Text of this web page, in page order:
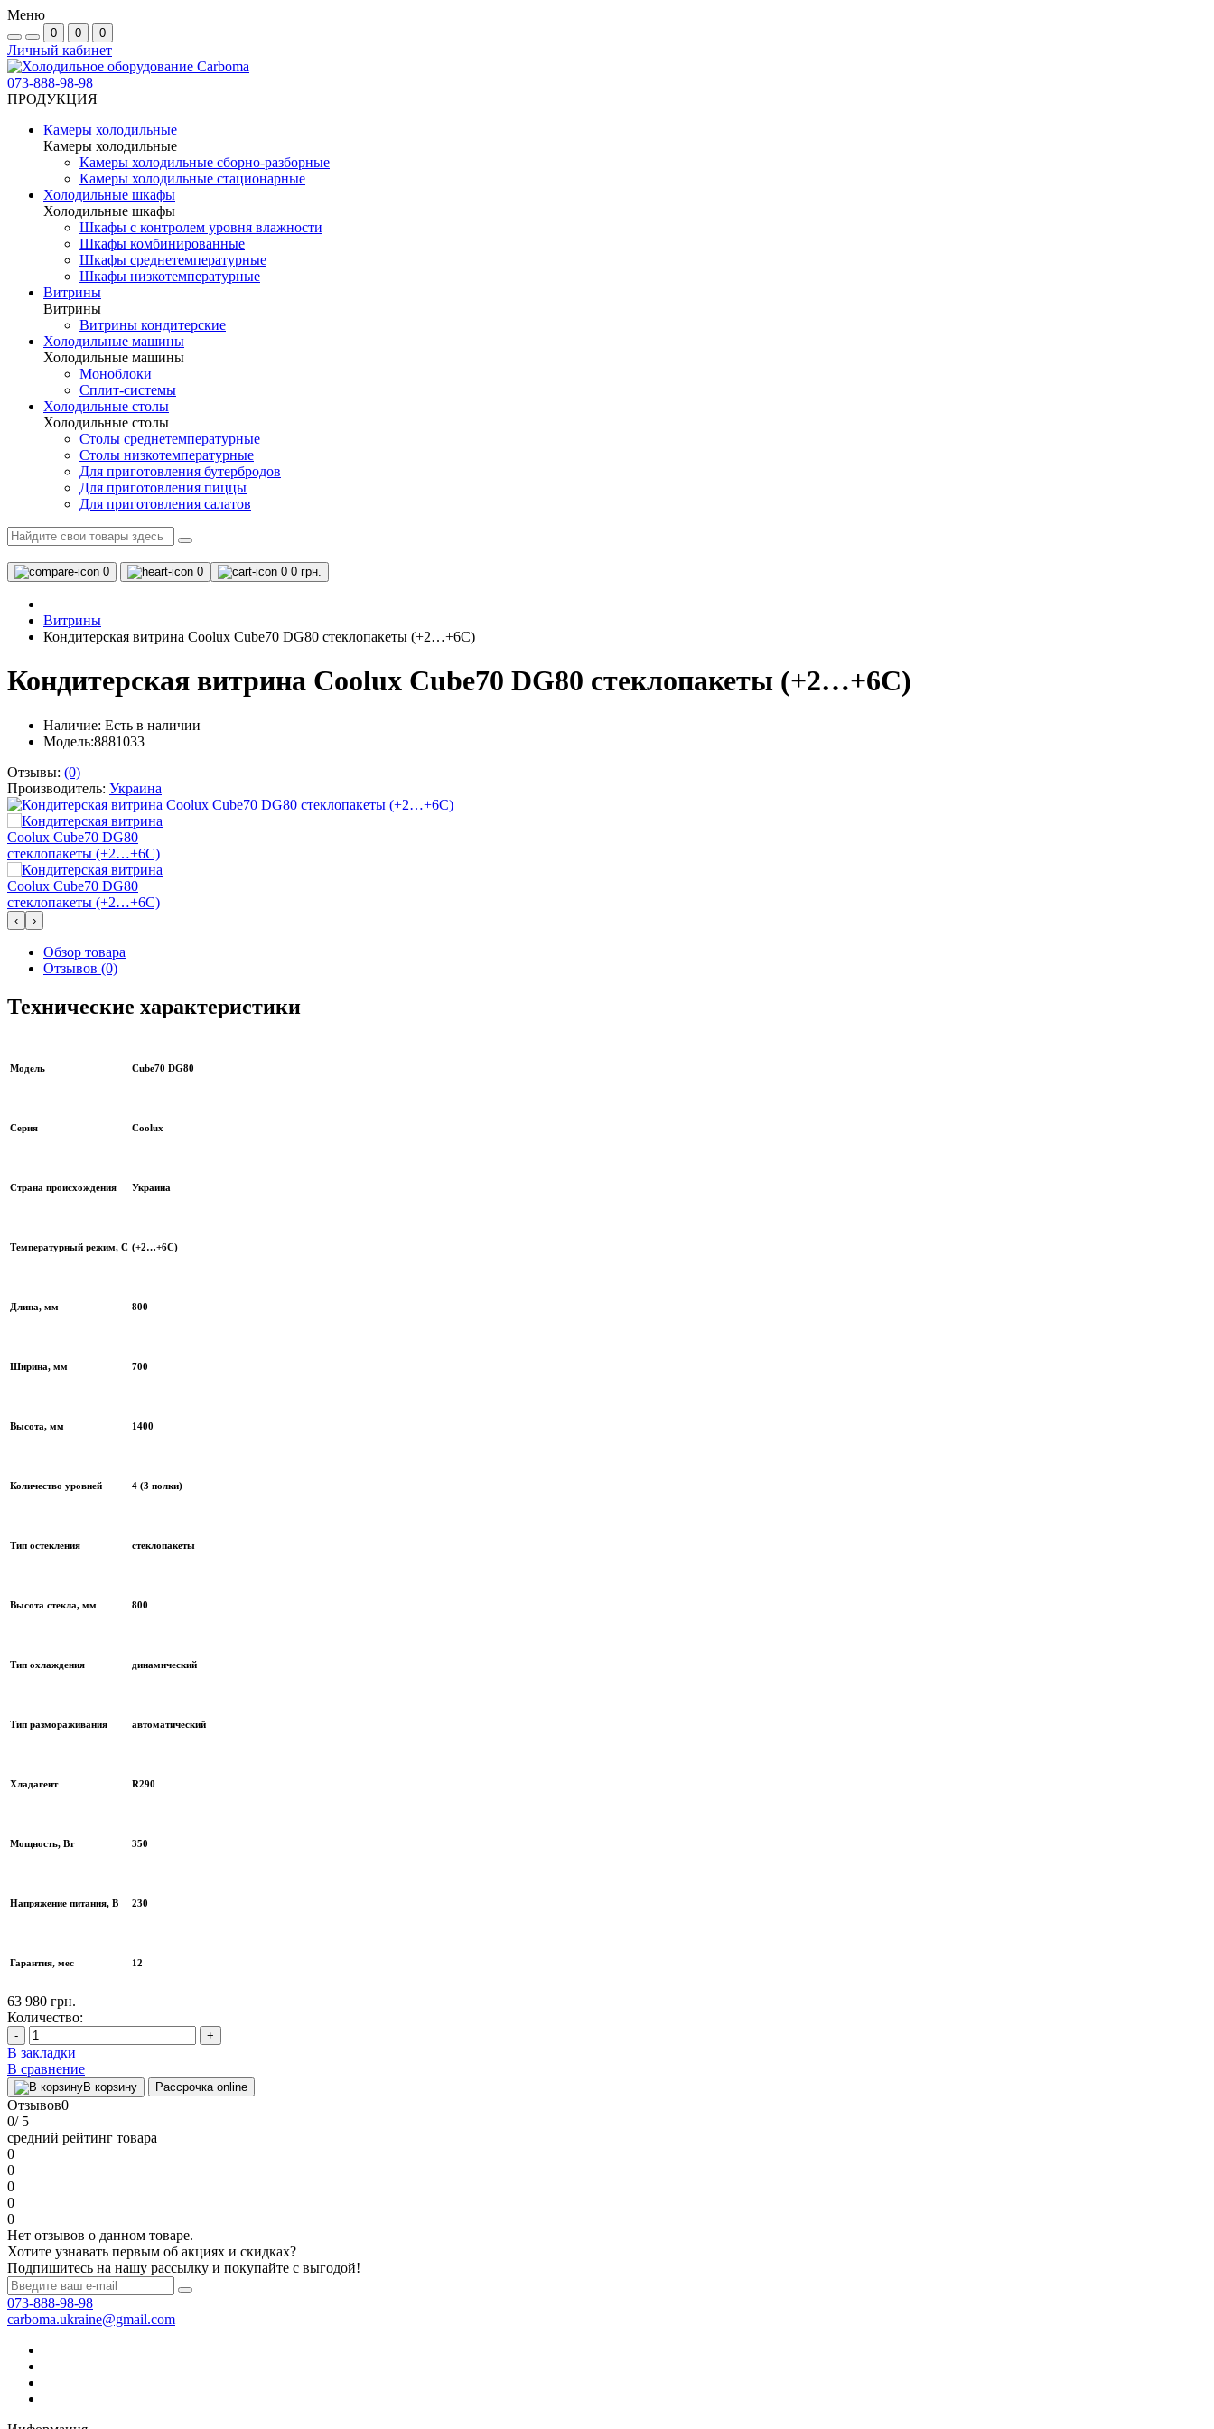
Меню
0 0 0
Личный кабинет
073-888-98-98
ПРОДУКЦИЯ
Камеры холодильные
Камеры холодильные
Камеры холодильные сборно-разборные
Камеры холодильные стационарные
Холодильные шкафы
Холодильные шкафы
Шкафы с контролем уровня влажности
Шкафы комбинированные
Шкафы среднетемпературные
Шкафы низкотемпературные
Витрины
Витрины
Витрины кондитерские
Холодильные машины
Холодильные машины
Моноблоки
Сплит-системы
Холодильные столы
Холодильные столы
Столы среднетемпературные
Столы низкотемпературные
Для приготовления бутербродов
Для приготовления пиццы
Для приготовления салатов
0 0 0 0 грн.
Витрины
Кондитерская витрина Coolux Cube70 DG80 стеклопакеты (+2…+6С)
Кондитерская витрина Coolux Cube70 DG80 стеклопакеты (+2…+6С)
Наличие: Есть в наличии
Модель:8881033
Отзывы: (0)
Производитель: Украина
‹ ›
Обзор товара
Отзывов (0)
Технические характеристики
Модель Cube70 DG80
Серия Coolux
Страна происхождения Украина
Температурный режим, С (+2…+6С)
Длина, мм 800
Ширина, мм 700
Высота, мм 1400
Количество уровней 4 (3 полки)
Тип остекления стеклопакеты
Высота стекла, мм 800
Тип охлаждения динамический
Тип размораживания автоматический
Хладагент R290
Мощность, Вт 350
Напряжение питания, В 230
Гарантия, мес 12
63 980 грн.
Количество:
- +
В закладки
В сравнение
В корзину Рассрочка online
Отзывов0
0/ 5
средний рейтинг товара
0
0
0
0
0
Нет отзывов о данном товаре.
Хотите узнавать первым об акциях и скидках?
Подпишитесь на нашу рассылку и покупайте с выгодой!
073-888-98-98
carboma.ukraine@gmail.com